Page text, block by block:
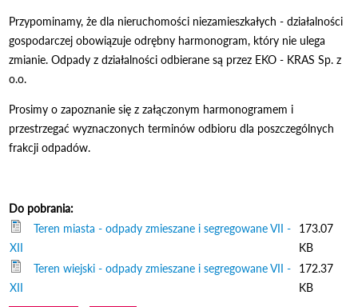
Przypominamy, że dla nieruchomości niezamieszkałych - działalności
gospodarczej obowiązuje odrębny harmonogram, który nie ulega
zmianie. Odpady z działalności odbierane są przez EKO - KRAS Sp. z
o.o.
Prosimy o zapoznanie się z załączonym harmonogramem i
przestrzegać wyznaczonych terminów odbioru dla poszczególnych
frakcji odpadów.
Do pobrania:
Teren miasta - odpady zmieszane i segregowane VII -
XII
173.07
KB
Teren wiejski - odpady zmieszane i segregowane VII -
XII
172.37
KB